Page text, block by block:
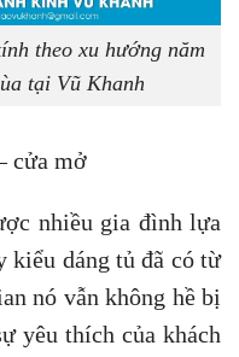
theo xu hướng năm
tại Vũ Khanh
cửa mở
nhiều gia đình lựa
kiểu dáng tủ đã có từ
nó vẫn không hề bị
yêu thích của khách